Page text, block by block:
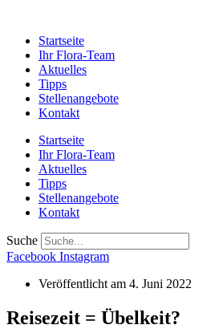
Startseite
Ihr Flora-Team
Aktuelles
Tipps
Stellenangebote
Kontakt
Startseite
Ihr Flora-Team
Aktuelles
Tipps
Stellenangebote
Kontakt
Suche
Facebook Instagram
Veröffentlicht am 4. Juni 2022
Reisezeit = Übelkeit?